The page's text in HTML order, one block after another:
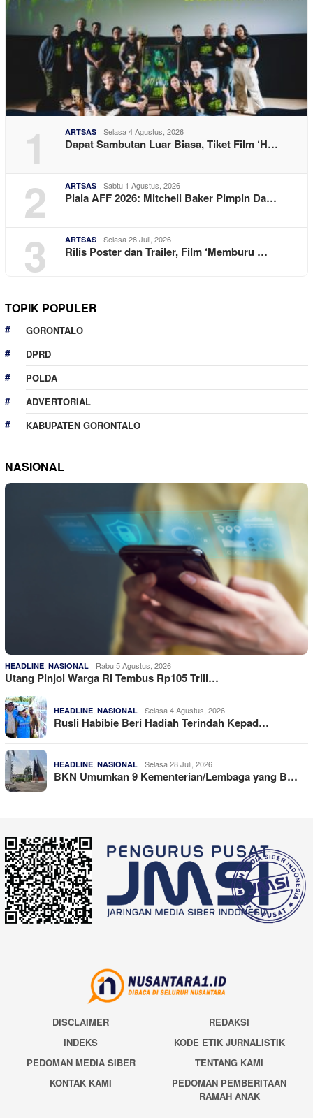
1 ARTSAS Selasa 4 Agustus, 2026
Dapat Sambutan Luar Biasa, Tiket Film ‘H…
2 ARTSAS Sabtu 1 Agustus, 2026
Piala AFF 2026: Mitchell Baker Pimpin Da…
3 ARTSAS Selasa 28 Juli, 2026
Rilis Poster dan Trailer, Film ‘Memburu …
TOPIK POPULER
GORONTALO
DPRD
POLDA
ADVERTORIAL
KABUPATEN GORONTALO
NASIONAL
HEADLINE NASIONAL Rabu 5 Agustus, 2026
Utang Pinjol Warga RI Tembus Rp105 Trili…
HEADLINE NASIONAL Selasa 4 Agustus, 2026
Rusli Habibie Beri Hadiah Terindah Kepad…
HEADLINE NASIONAL Selasa 28 Juli, 2026
BKN Umumkan 9 Kementerian/Lembaga yang B…
DISCLAIMER
REDAKSI
INDEKS
KODE ETIK JURNALISTIK
PEDOMAN MEDIA SIBER
TENTANG KAMI
KONTAK KAMI
PEDOMAN PEMBERITAAN
RAMAH ANAK